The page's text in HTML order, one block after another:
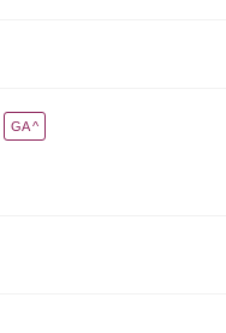
GA ^